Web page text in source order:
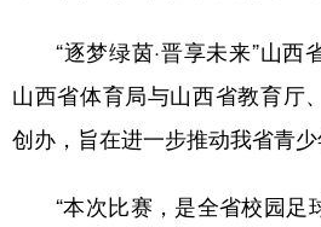
“逐梦绿茵·晋享未来”山西
山西省体育局与山西省教育厅
创办，旨在进一步推动我省青少
“本次比赛，是全省校园足